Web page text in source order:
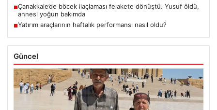
■Çanakkale’de böcek ilaçlaması felakete dönüştü. Yusuf öldü,
annesi yoğun bakımda
■Yatırım araçlarının haftalık performansı nasıl oldu?
Güncel